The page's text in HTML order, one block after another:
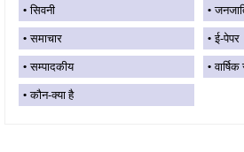
सिवनी
समाचार
ई-पेपर
सम्पादकीय
कौन-क्या है